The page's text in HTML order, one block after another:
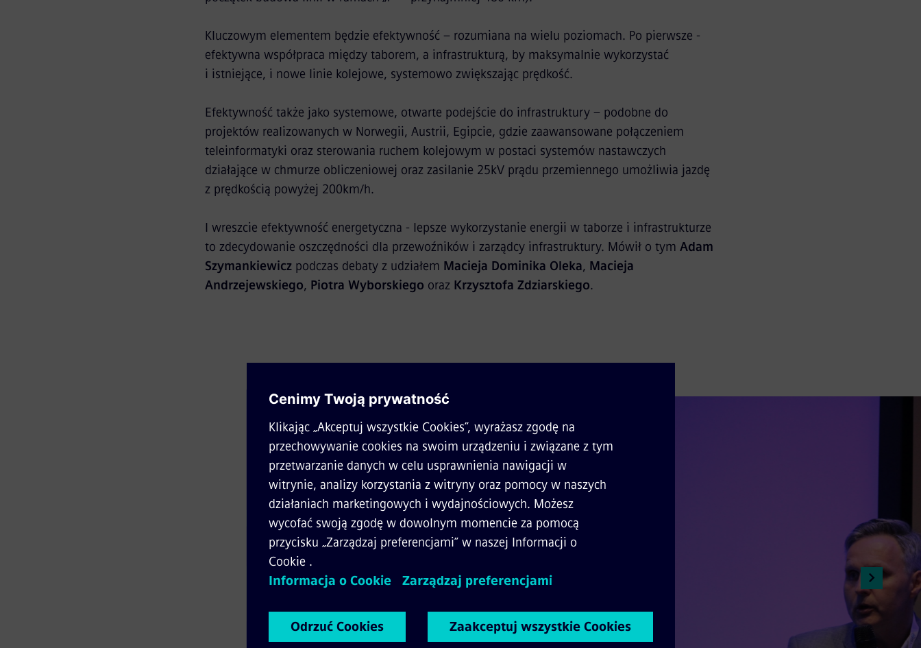
Kluczowym elementem będzie efektywność – rozumiana na wielu poziomach. Po pierwsze -
efektywna współpraca między taborem, a infrastrukturą, by maksymalnie wykorzystać
i istniejące, i nowe linie kolejowe, systemowo zwiększając prędkość.
Efektywność także jako systemowe, otwarte podejście do infrastruktury – podobne do
projektów realizowanych w Norwegii, Austrii, Egipcie, gdzie zaawansowane połączeniem
teleinformatyki oraz sterowania ruchem kolejowym w postaci systemów nastawczych
działające w chmurze obliczeniowej oraz zasilanie 25kV prądu przemiennego umożliwia jazdę
z prędkością powyżej 200km/h.
I wreszcie efektywność energetyczna - lepsze wykorzystanie energii w taborze i infrastrukturze
to zdecydowanie oszczędności dla przewoźników i zarządcy infrastruktury. Mówił o tym Adam
Szymankiewiczpodczas debaty z udziałem Macieja Dominika Oleka, Macieja
Andrzejewskiego, Piotra Wyborskiego oraz Krzysztofa Zdziarskiego.